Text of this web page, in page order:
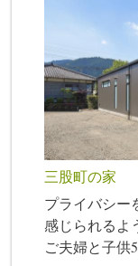
三股町の家
プライバシー
感じられるよ
ご夫婦と子供